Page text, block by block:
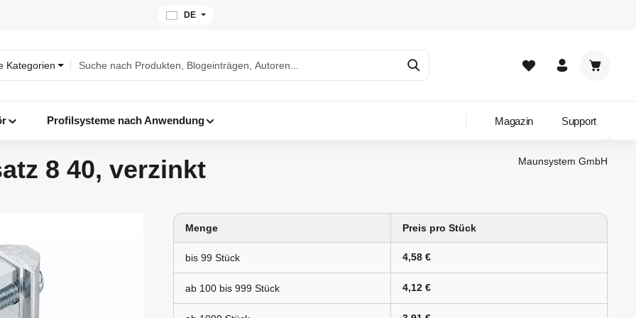
DE
Kategorien
Profilsysteme nach Anwendung Magazin Support
8 40, verzinkt Maunsystem GmbH
Menge Preis pro Stück
bis 99 4,58 €
ab 100 bis 999 4,12 €